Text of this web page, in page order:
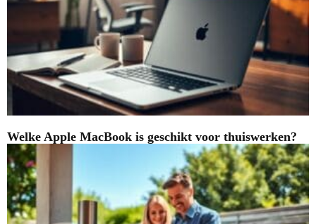
Welke Apple MacBook is geschikt voor thuiswerken?